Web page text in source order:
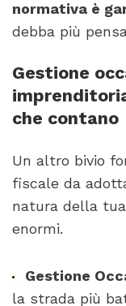
normativa è
debba più
Gestione
che contano
Un altro bivio
fiscale da
natura della
enormi.
Gestione
la strada più